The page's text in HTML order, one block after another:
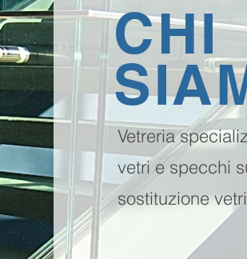
CHI
Vetreria
vetri e specchi
sostituzione